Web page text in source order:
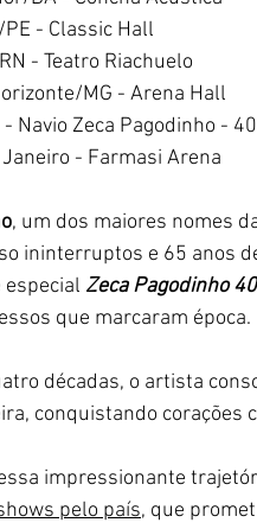
- Classic Hall
- Teatro Riachuelo
MG - Arena Hall
Navio Zeca Pagodinho -
- Farmasi Arena
, um dos maiores nomes
ininterruptos e 65 anos
Zeca Pagodinho
que marcaram época.
décadas, o artista
conquistando corações
impressionante
pelo país, que